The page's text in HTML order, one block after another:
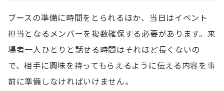
ブースの準備に時間をとられるほか、当日はイベント
担当となるメンバーを複数確保する必要があります。来
場者一人ひとりと話せる時間はそれほど長くないの
で、相手に興味を持ってもらえるように伝える内容を事
前に準備しなければいけません。